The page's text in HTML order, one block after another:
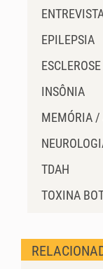
EPILEPSIA
INSÔNIA
MEMÓRIA /
TDAH
TOXINA